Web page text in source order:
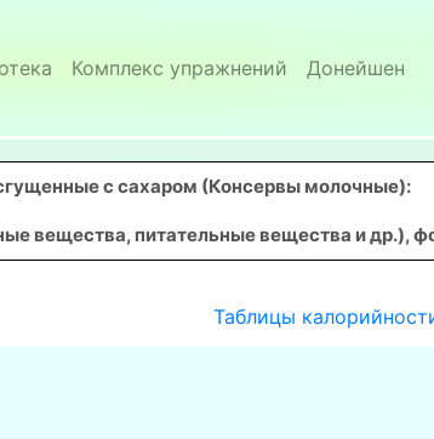
Комплекс упражнений Донейшен
с сахаром (Консервы молочные):
вещества, питательные вещества и др.),
Таблицы